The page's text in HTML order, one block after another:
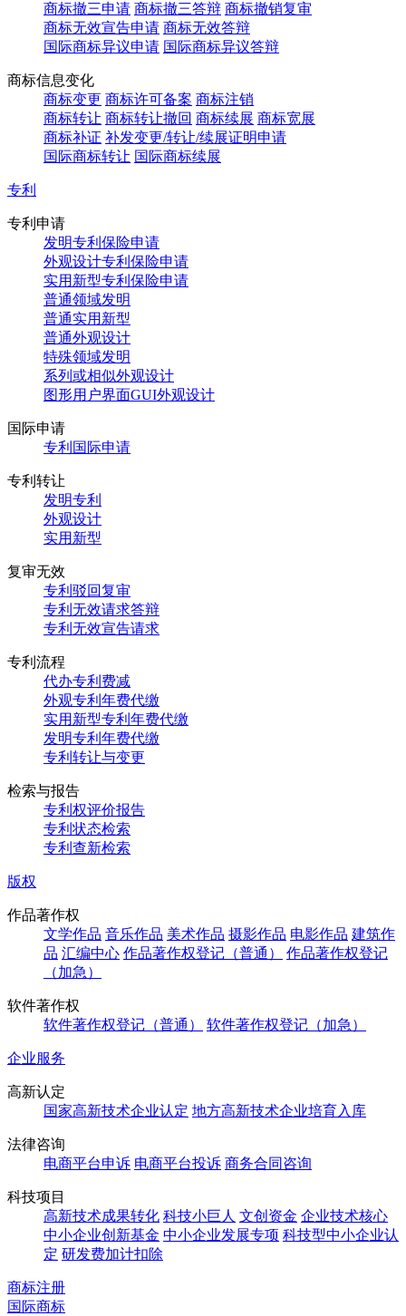
商标撤三申请 商标撤三答辩 商标撤销复审
商标无效宣告申请 商标无效答辩
国际商标异议申请 国际商标异议答辩
商标信息变化
商标变更 商标许可备案 商标注销
商标转让 商标转让撤回 商标续展 商标宽展
商标补证 补发变更/转让/续展证明申请
国际商标转让 国际商标续展
专利
专利申请
发明专利保险申请
外观设计专利保险申请
实用新型专利保险申请
普通领域发明
普通实用新型
普通外观设计
特殊领域发明
系列或相似外观设计
图形用户界面GUI外观设计
国际申请
专利国际申请
专利转让
发明专利
外观设计
实用新型
复审无效
专利驳回复审
专利无效请求答辩
专利无效宣告请求
专利流程
代办专利费减
外观专利年费代缴
实用新型专利年费代缴
发明专利年费代缴
专利转让与变更
检索与报告
专利权评价报告
专利状态检索
专利查新检索
版权
作品著作权
文学作品 音乐作品 美术作品 摄影作品 电影作品 建筑作
品 汇编中心 作品著作权登记（普通）
作品著作权登记
（加急）
软件著作权
软件著作权登记（普通）
软件著作权登记（加急）
企业服务
高新认定
国家高新技术企业认定 地方高新技术企业培育入库
法律咨询
电商平台申诉 电商平台投诉 商务合同咨询
科技项目
高新技术成果转化 科技小巨人 文创资金 企业技术核心
中小企业创新基金 中小企业发展专项 科技型中小企业认
定 研发费加计扣除
商标注册
国际商标